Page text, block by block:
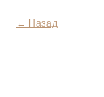
Назад